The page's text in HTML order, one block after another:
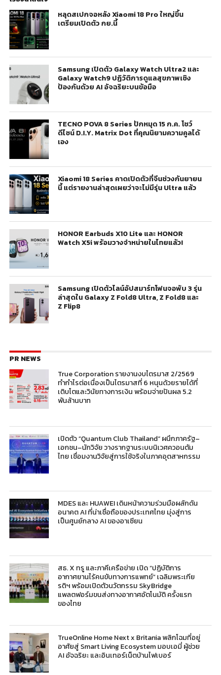
หลุดสเปกจอหลัง Xiaomi 18 Pro ใหญ่ขึ้น
เตรียมเปิดตัว กย.นี้
Samsung เปิดตัว Galaxy Watch Ultra2 และ
Galaxy Watch9 ปฏิวัติการดูแลสุขภาพเชิง
ป้องกันด้วย AI อัจฉริยะบนข้อมือ
TECNO POVA 8 Series ปักหมุด 15 ก.ค. โชว์
ดีไซน์ D.I.Y. Matrix Dot ที่คุณนิยามความคูลได้
เอง
Xiaomi 18 Series คาดเปิดตัวที่จีนช่วงกันยายน
นี้ แต่รายงานล่าสุดเผยว่าจะไม่มีรุ่น Ultra แล้ว
HONOR Earbuds X10 Lite และ HONOR
Watch X5i พร้อมวางจำหน่ายในไทยแล้ว!
Samsung เปิดตัวไลน์อัปสมาร์ทโฟนจอพับ 3 รุ่น
ล่าสุดใน Galaxy Z Fold8 Ultra, Z Fold8 และ
Z Flip8
PR NEWS
True Corporation รายงานงบไตรมาส 2/2569
ทำกำไรต่อเนื่องเป็นไตรมาสที่ 6 หนุนด้วยรายได้ที่
เติบโตและวินัยทางการเงิน พร้อมจ่ายปันผล 5.2
พันล้านบาท
เปิดตัว “Quantum Club Thailand” ผนึกภาครัฐ–
เอกชน–นักวิจัย วางรากฐานระบบนิเวศควอนตัม
ไทย เชื่อมงานวิจัยสู่การใช้จริงในภาคอุตสาหกรรม
MDES และ HUAWEI เดินหน้าความร่วมมือผลักดัน
อนาคต AI ที่น่าเชื่อถือของประเทศไทย มุ่งสู่การ
เป็นศูนย์กลาง AI ของอาเซียน
สธ. X ทรู และภาคีเครือข่าย เปิด “ปฏิบัติการ
อากาศยานไร้คนขับทางการแพทย์” เฉลิมพระเกีย
รติฯ พร้อมเปิดตัวนวัตกรรม SkyBridge
แพลตฟอร์มขนส่งทางอากาศอัตโนมัติ ครั้งแรก
ของไทย
TrueOnline Home Next x Britania พลิกโฉมที่อยู่
อาศัยสู่ Smart Living Ecosystem มอบเอมี่ ผู้ช่วย
AI อัจฉริยะ และอินเทอร์เน็ตบ้านไฟเบอร์